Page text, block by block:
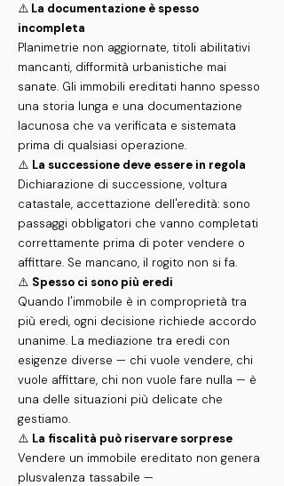
⚠️ La documentazione è spesso
incompleta
Planimetrie non aggiornate, titoli abilitativi
mancanti, difformità urbanistiche mai
sanate. Gli immobili ereditati hanno spesso
una storia lunga e una documentazione
lacunosa che va verificata e sistemata
prima di qualsiasi operazione.
⚠️ La successione deve essere in regola
Dichiarazione di successione, voltura
catastale, accettazione dell'eredità: sono
passaggi obbligatori che vanno completati
correttamente prima di poter vendere o
affittare. Se mancano, il rogito non si fa.
⚠️ Spesso ci sono più eredi
Quando l'immobile è in comproprietà tra
più eredi, ogni decisione richiede accordo
unanime. La mediazione tra eredi con
esigenze diverse — chi vuole vendere, chi
vuole affittare, chi non vuole fare nulla — è
una delle situazioni più delicate che
gestiamo.
⚠️ La fiscalità può riservare sorprese
Vendere un immobile ereditato non genera
plusvalenza tassabile —